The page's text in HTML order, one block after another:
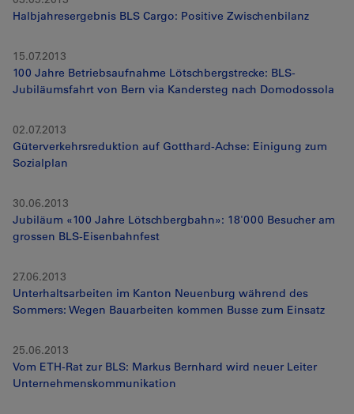
Halbjahresergebnis BLS Cargo: Positive Zwischenbilanz
15.07.2013
100 Jahre Betriebsaufnahme Lötschbergstrecke: BLS-
Jubiläumsfahrt von Bern via Kandersteg nach Domodossola
02.07.2013
Güterverkehrsreduktion auf Gotthard-Achse: Einigung zum
Sozialplan
30.06.2013
Jubiläum «100 Jahre Lötschbergbahn»: 18'000 Besucher am
grossen BLS-Eisenbahnfest
27.06.2013
Unterhaltsarbeiten im Kanton Neuenburg während des
Sommers: Wegen Bauarbeiten kommen Busse zum Einsatz
25.06.2013
Vom ETH-Rat zur BLS: Markus Bernhard wird neuer Leiter
Unternehmenskommunikation